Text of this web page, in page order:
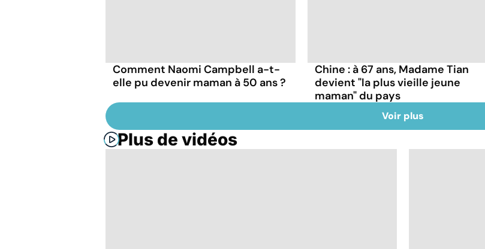
Comment Naomi Campbell a-t-
elle pu devenir maman à 50 ans ?
Chine : à 67 ans, Madame Tian
devient "la plus vieille jeune
maman" du pays
Voir plus
Plus de vidéos